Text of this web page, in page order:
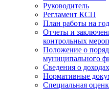
Руководитель
Регламент КСП
План работы на год
Отчеты и
контрольных
Положение о
муниципального
Сведения о доходах
Нормативные
Специальная